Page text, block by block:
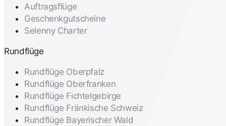
Auftragsflüge
Geschenkgutscheine
Selenny Charter
Rundflüge
Rundflüge Oberpfalz
Rundflüge Oberfranken
Rundflüge Fichtelgebirge
Rundflüge Fränkische Schweiz
Rundflüge Bayerischer Wald